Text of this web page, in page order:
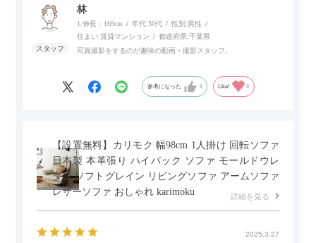
個人的にはコードレス＆充電式なので、コンセントの場所を気
にせず、好きな場所に置けるのが画期的に感じました。
林
1:伸長：169cm 年代:30代 性別:男性
住まい:賃貸マンション 都道府県:千葉県
写真撮影をするのが趣味の動画・撮影スタッフ。
参考になった 0 Like! 0
【設置無料】カリモク 幅98cm 1人掛け 回転ソファ
日本製 本革張り ハイバック ソファ モールドウレ
タン ソフトグレイン リビングソファ アームソファ
レザーソファ おしゃれ karimoku
詳細を見る
2025.3.27